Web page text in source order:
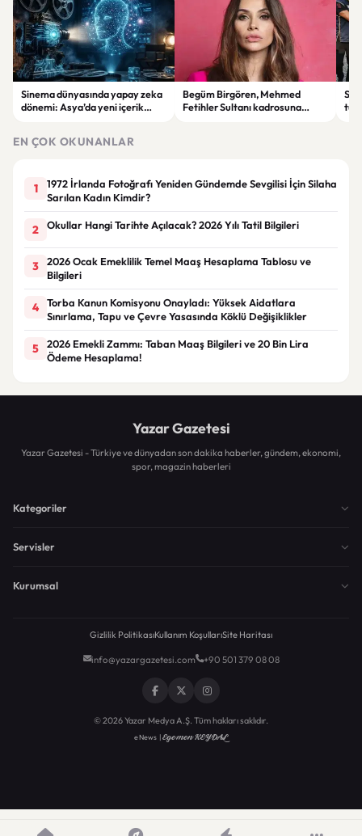
Sinema dünyasında yapay zeka
dönemi: Asya’da yeni içerik
Begüm Birgören, Mehmed
Fetihler Sultanı kadrosuna
EN ÇOK OKUNANLAR
1
1972 İrlanda Fotoğrafı Yeniden Gündemde Sevgilisi İçin Silaha
Sarılan Kadın Kimdir?
2 Okullar Hangi Tarihte Açılacak? 2026 Yılı Tatil Bilgileri
3
2026 Ocak Emeklilik Temel Maaş Hesaplama Tablosu ve
Bilgileri
4
Torba Kanun Komisyonu Onayladı: Yüksek Aidatlara
Sınırlama, Tapu ve Çevre Yasasında Köklü Değişiklikler
5
2026 Emekli Zammı: Taban Maaş Bilgileri ve 20 Bin Lira
Ödeme Hesaplama!
Yazar Gazetesi
Yazar Gazetesi - Türkiye ve dünyadan son dakika haberler, gündem, ekonomi,
spor, magazin haberleri
Kategoriler
Servisler
Kurumsal
Gizlilik PolitikasıKullanım KoşullarıSite Haritası
info@yazargazetesi.com +90 501 379 08 08
© 2026 Yazar Medya A.Ş. Tüm hakları saklıdır.
eNews |Egemen KEYDAL